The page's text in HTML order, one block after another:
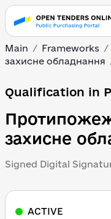
Main Frameworks
захисне обладнання
Qualification in
захисне
Signed Digital
ACTIVE